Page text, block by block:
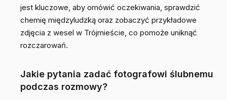
jest kluczowe, aby omówić oczekiwania, sprawdzić
chemię międzyludzką oraz zobaczyć przykładowe
zdjęcia z wesel w Trójmieście, co pomoże uniknąć
rozczarowań.
Jakie pytania zadać fotografowi ślubnemu
podczas rozmowy?